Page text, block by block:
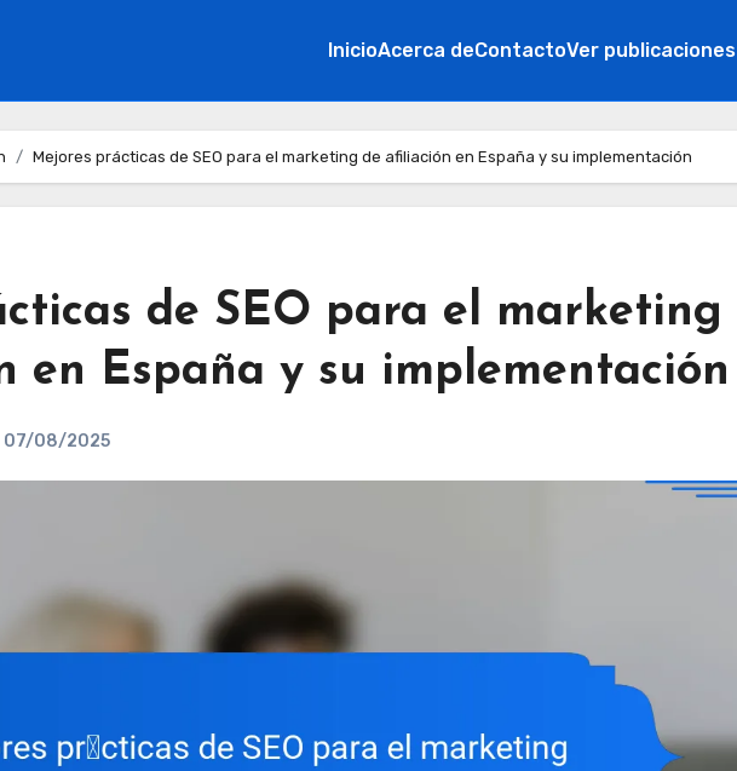
InicioAcerca deContactoVer publicaciones
Mejores prácticas de SEO para el marketing de afiliación en España y su implementación
de SEO para el marketing
en España y su implementación
07/08/2025